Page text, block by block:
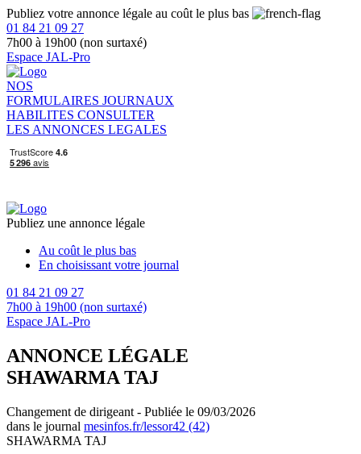
Publiez votre annonce légale au coût le plus bas
01 84 21 09 27
7h00 à 19h00 (non surtaxé)
Espace JAL-Pro
NOS
FORMULAIRES JOURNAUX
HABILITES CONSULTER
LES ANNONCES LEGALES
Publiez une annonce légale
Au coût le plus bas
En choisissant votre journal
01 84 21 09 27
7h00 à 19h00 (non surtaxé)
Espace JAL-Pro
ANNONCE LÉGALE
SHAWARMA TAJ
Changement de dirigeant - Publiée le 09/03/2026
dans le journal mesinfos.fr/lessor42 (42)
SHAWARMA TAJ